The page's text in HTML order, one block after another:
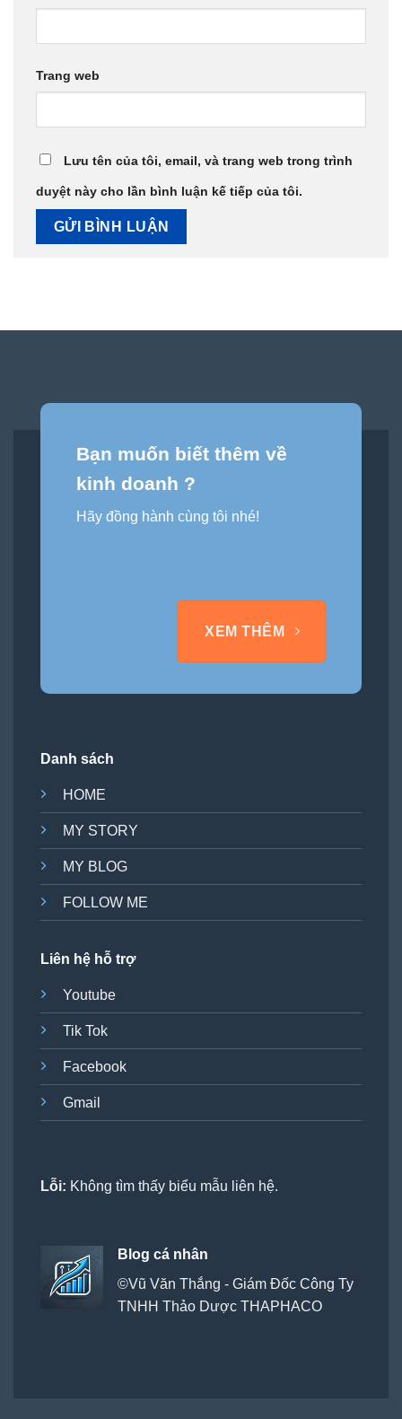
Trang web
Lưu tên của tôi, email, và trang web trong trình
duyệt này cho lần bình luận kế tiếp của tôi.
Bạn muốn biết thêm về
kinh doanh ?
Hãy đồng hành cùng tôi nhé!
XEM THÊM
Danh sách
HOME
MY STORY
MY BLOG
FOLLOW ME
Liên hệ hỗ trợ
Youtube
Tik Tok
Facebook
Gmail
Lỗi: Không tìm thấy biểu mẫu liên hệ.
Blog cá nhân
©Vũ Văn Thắng - Giám Đốc Công Ty
TNHH Thảo Dược THAPHACO